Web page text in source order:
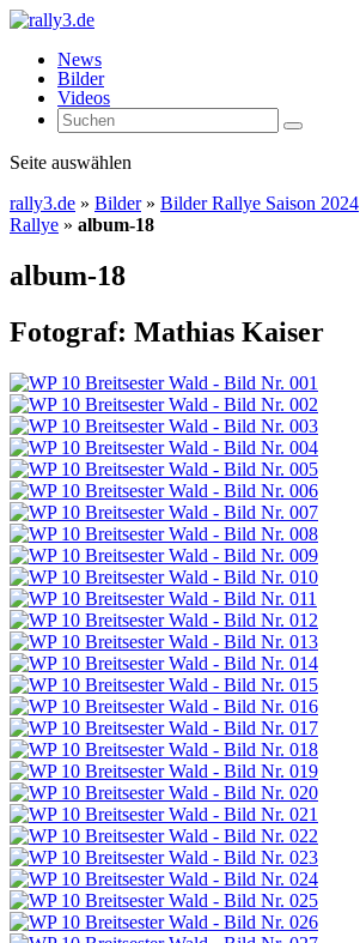
News
Bilder
Videos
Seite auswählen
rally3.de » Bilder» Bilder Rallye Saison 2024
Rallye » album-18
album-18
Fotograf: Mathias Kaiser